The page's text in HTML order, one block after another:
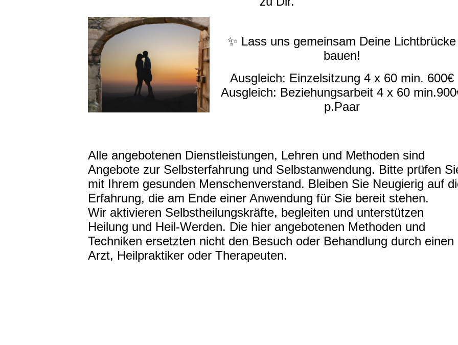
✨ Lass uns gemeinsam Deine Lichtbrücke
bauen!
Ausgleich: Einzelsitzung 4 x 60 min. 600€
Ausgleich: Beziehungsarbeit 4 x 60
p.Paar
Alle angebotenen Dienstleistungen, Lehren und Methoden sind
Angebote zur Selbsterfahrung und Selbstanwendung. Bitte prüfen
mit Ihrem gesunden Menschenverstand. Bleiben Sie Neugierig auf
Erfahrung, die am Ende einer Anwendung für Sie bereit stehen.
Wir aktivieren Selbstheilungskräfte, begleiten und unterstützen
Heilung und Heil-Werden. Die hier angebotenen Methoden und
Techniken ersetzten nicht den Besuch oder Behandlung durch einen
Arzt, Heilpraktiker oder Therapeuten.